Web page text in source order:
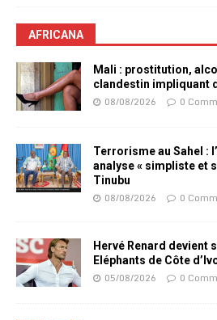
AFRICANA
Mali : prostitution,
clandestin impliquant
08/08/2026 0
Terrorisme au Sahel :
analyse « simpliste et
Tinubu
08/08/2026 0
Hervé Renard devient
Eléphants de Côte
05/08/2026 0